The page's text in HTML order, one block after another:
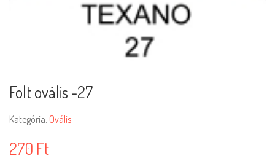
Folt ovális -27
Kategória: Ovális
270 Ft